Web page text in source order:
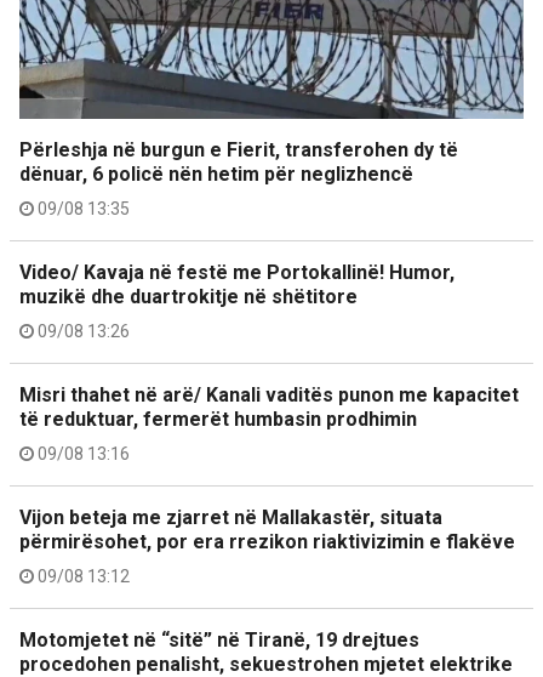
Përleshja në burgun e Fierit, transferohen dy të
dënuar, 6 policë nën hetim për neglizhencë
09/08 13:35
Video/ Kavaja në festë me Portokallinë! Humor,
muzikë dhe duartrokitje në shëtitore
09/08 13:26
Misri thahet në arë/ Kanali vaditës punon me kapacitet
të reduktuar, fermerët humbasin prodhimin
09/08 13:16
Vijon beteja me zjarret në Mallakastër, situata
përmirësohet, por era rrezikon riaktivizimin e flakëve
09/08 13:12
Motomjetet në “sitë” në Tiranë, 19 drejtues
procedohen penalisht, sekuestrohen mjetet elektrike